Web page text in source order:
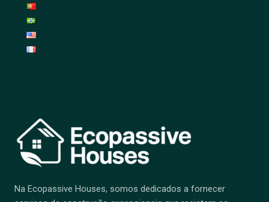
Na Ecopassive Houses, somos dedicados a fornecer